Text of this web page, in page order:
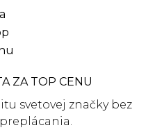
ZA TOP CENU
svetovej značky bez